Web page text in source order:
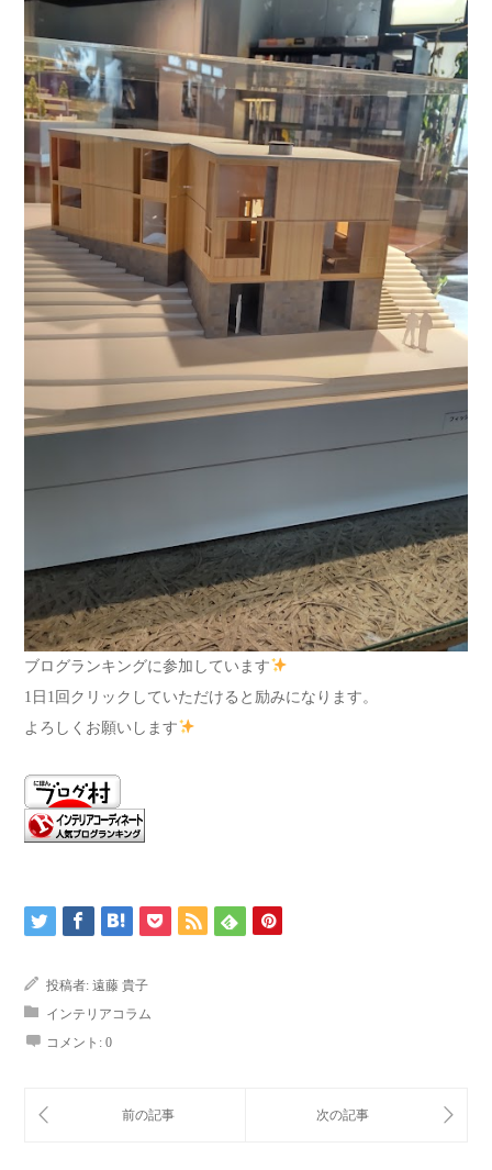
ブログランキングに参加しています
1日1回クリックしていただけると励みになります。
よろしくお願いします
投稿者: 遠藤 貴子
インテリアコラム
コメント: 0